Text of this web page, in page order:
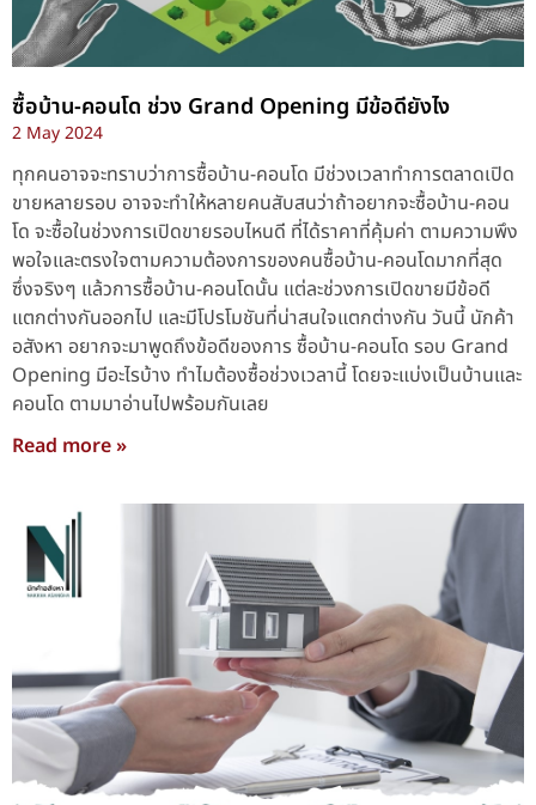
ซื้อบ้าน-คอนโด ช่วง Grand Opening มีข้อดียังไง
2 May 2024
ทุกคนอาจจะทราบว่าการซื้อบ้าน-คอนโด มีช่วงเวลาทำการตลาดเปิด
ขายหลายรอบ อาจจะทำให้หลายคนสับสนว่าถ้าอยากจะซื้อบ้าน-คอน
โด จะซื้อในช่วงการเปิดขายรอบไหนดี ที่ได้ราคาที่คุ้มค่า ตามความพึง
พอใจและตรงใจตามความต้องการของคนซื้อบ้าน-คอนโดมากที่สุด
ซึ่งจริงๆ แล้วการซื้อบ้าน-คอนโดนั้น แต่ละช่วงการเปิดขายมีข้อดี
แตกต่างกันออกไป และมีโปรโมชันที่น่าสนใจแตกต่างกัน วันนี้ นักค้า
อสังหา อยากจะมาพูดถึงข้อดีของการ ซื้อบ้าน-คอนโด รอบ Grand
Opening มีอะไรบ้าง ทำไมต้องซื้อช่วงเวลานี้ โดยจะแบ่งเป็นบ้านและ
คอนโด ตามมาอ่านไปพร้อมกันเลย
Read more »